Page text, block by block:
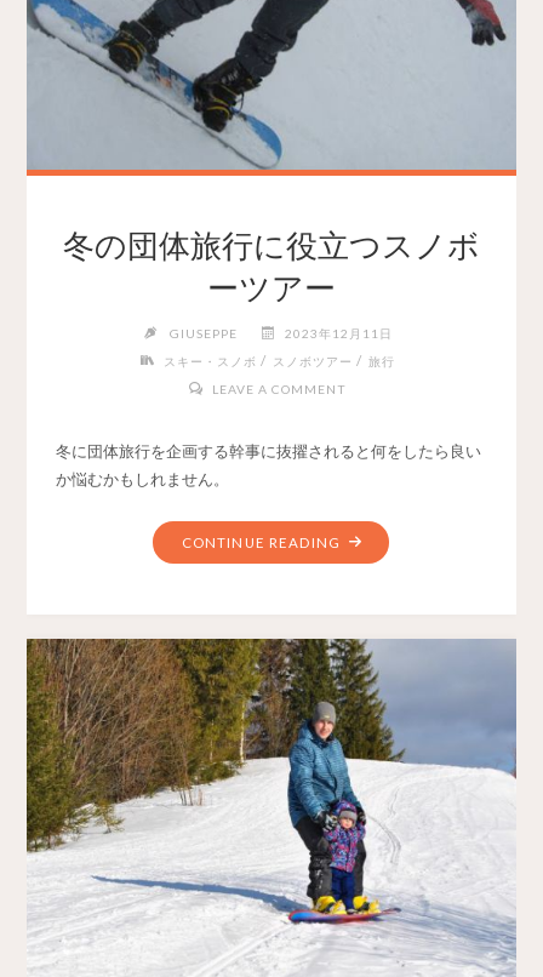
冬の団体旅行に役立つスノボ
ーツアー
GIUSEPPE
2023年12月11日
スキー・スノボ / スノボツアー / 旅行
LEAVE A COMMENT
冬に団体旅行を企画する幹事に抜擢されると何をしたら良い
か悩むかもしれません。
CONTINUE READING